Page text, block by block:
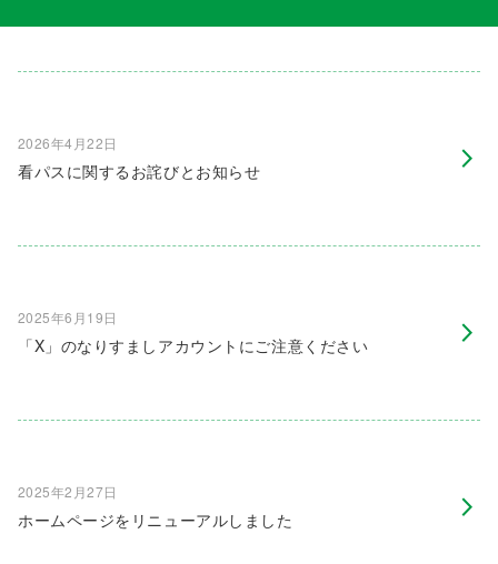
2026年4月22日
看パスに関するお詫びとお知らせ
2025年6月19日
「X」のなりすましアカウントにご注意ください
2025年2月27日
ホームページをリニューアルしました